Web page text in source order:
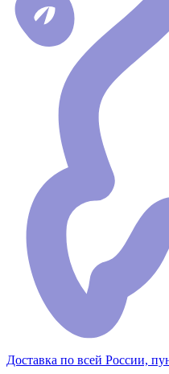
Доставка по всей России,